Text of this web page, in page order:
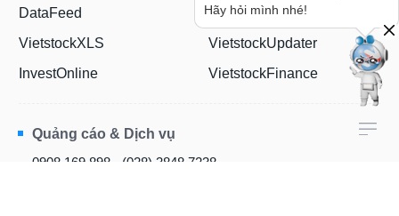
DataFeed
VietstockXLS
InvestOnline
IROnline
VietstockUpdater
VietstockFinance
Quảng cáo & Dịch vụ
0908 169 898 - (028) 3848 7238
Hãy hỏi mình nhé!